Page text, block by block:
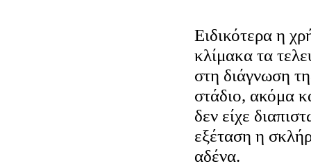
Ειδικότερα η
κλίμακα τα
στη διάγνωση
στάδιο, ακόμα
δεν είχε
εξέταση η
αδένα.